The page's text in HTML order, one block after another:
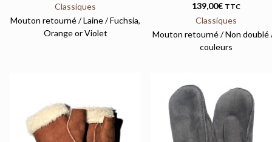
Classiques
Mouton retourné / Laine / Fuchsia,
Orange or Violet
139,00€ TTC
Classiques
Mouton retourné / Non doublé
couleurs